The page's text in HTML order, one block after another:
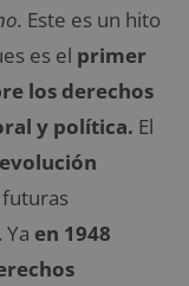
Este es un hito
es el primer
los derechos
y política. El
futuras
en 1948